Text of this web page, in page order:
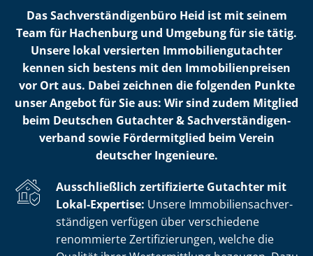
Das Sach­ver­stän­di­gen­bü­ro Heid ist mit seinem
Team für Hachenburg und Umgebung für sie tätig.
Unsere lokal versierten Im­mo­bi­li­en­gut­ach­ter
kennen sich bestens mit den Im­mo­bi­li­en­prei­sen
vor Ort aus. Dabei zeichnen die folgenden Punkte
unser Angebot für Sie aus: Wir sind zudem Mitglied
beim Deutschen Gutachter & Sach­ver­stän­di­gen­
ver­band sowie Fördermitglied beim Verein
deutscher Ingenieure.
Ausschließlich zertifizierte Gutachter mit
Lokal-Expertise: Unsere Im­mo­bi­li­en­sach­ver­
stän­di­gen verfügen über verschiedene
renommierte Zer­ti­fi­zie­run­gen, welche die